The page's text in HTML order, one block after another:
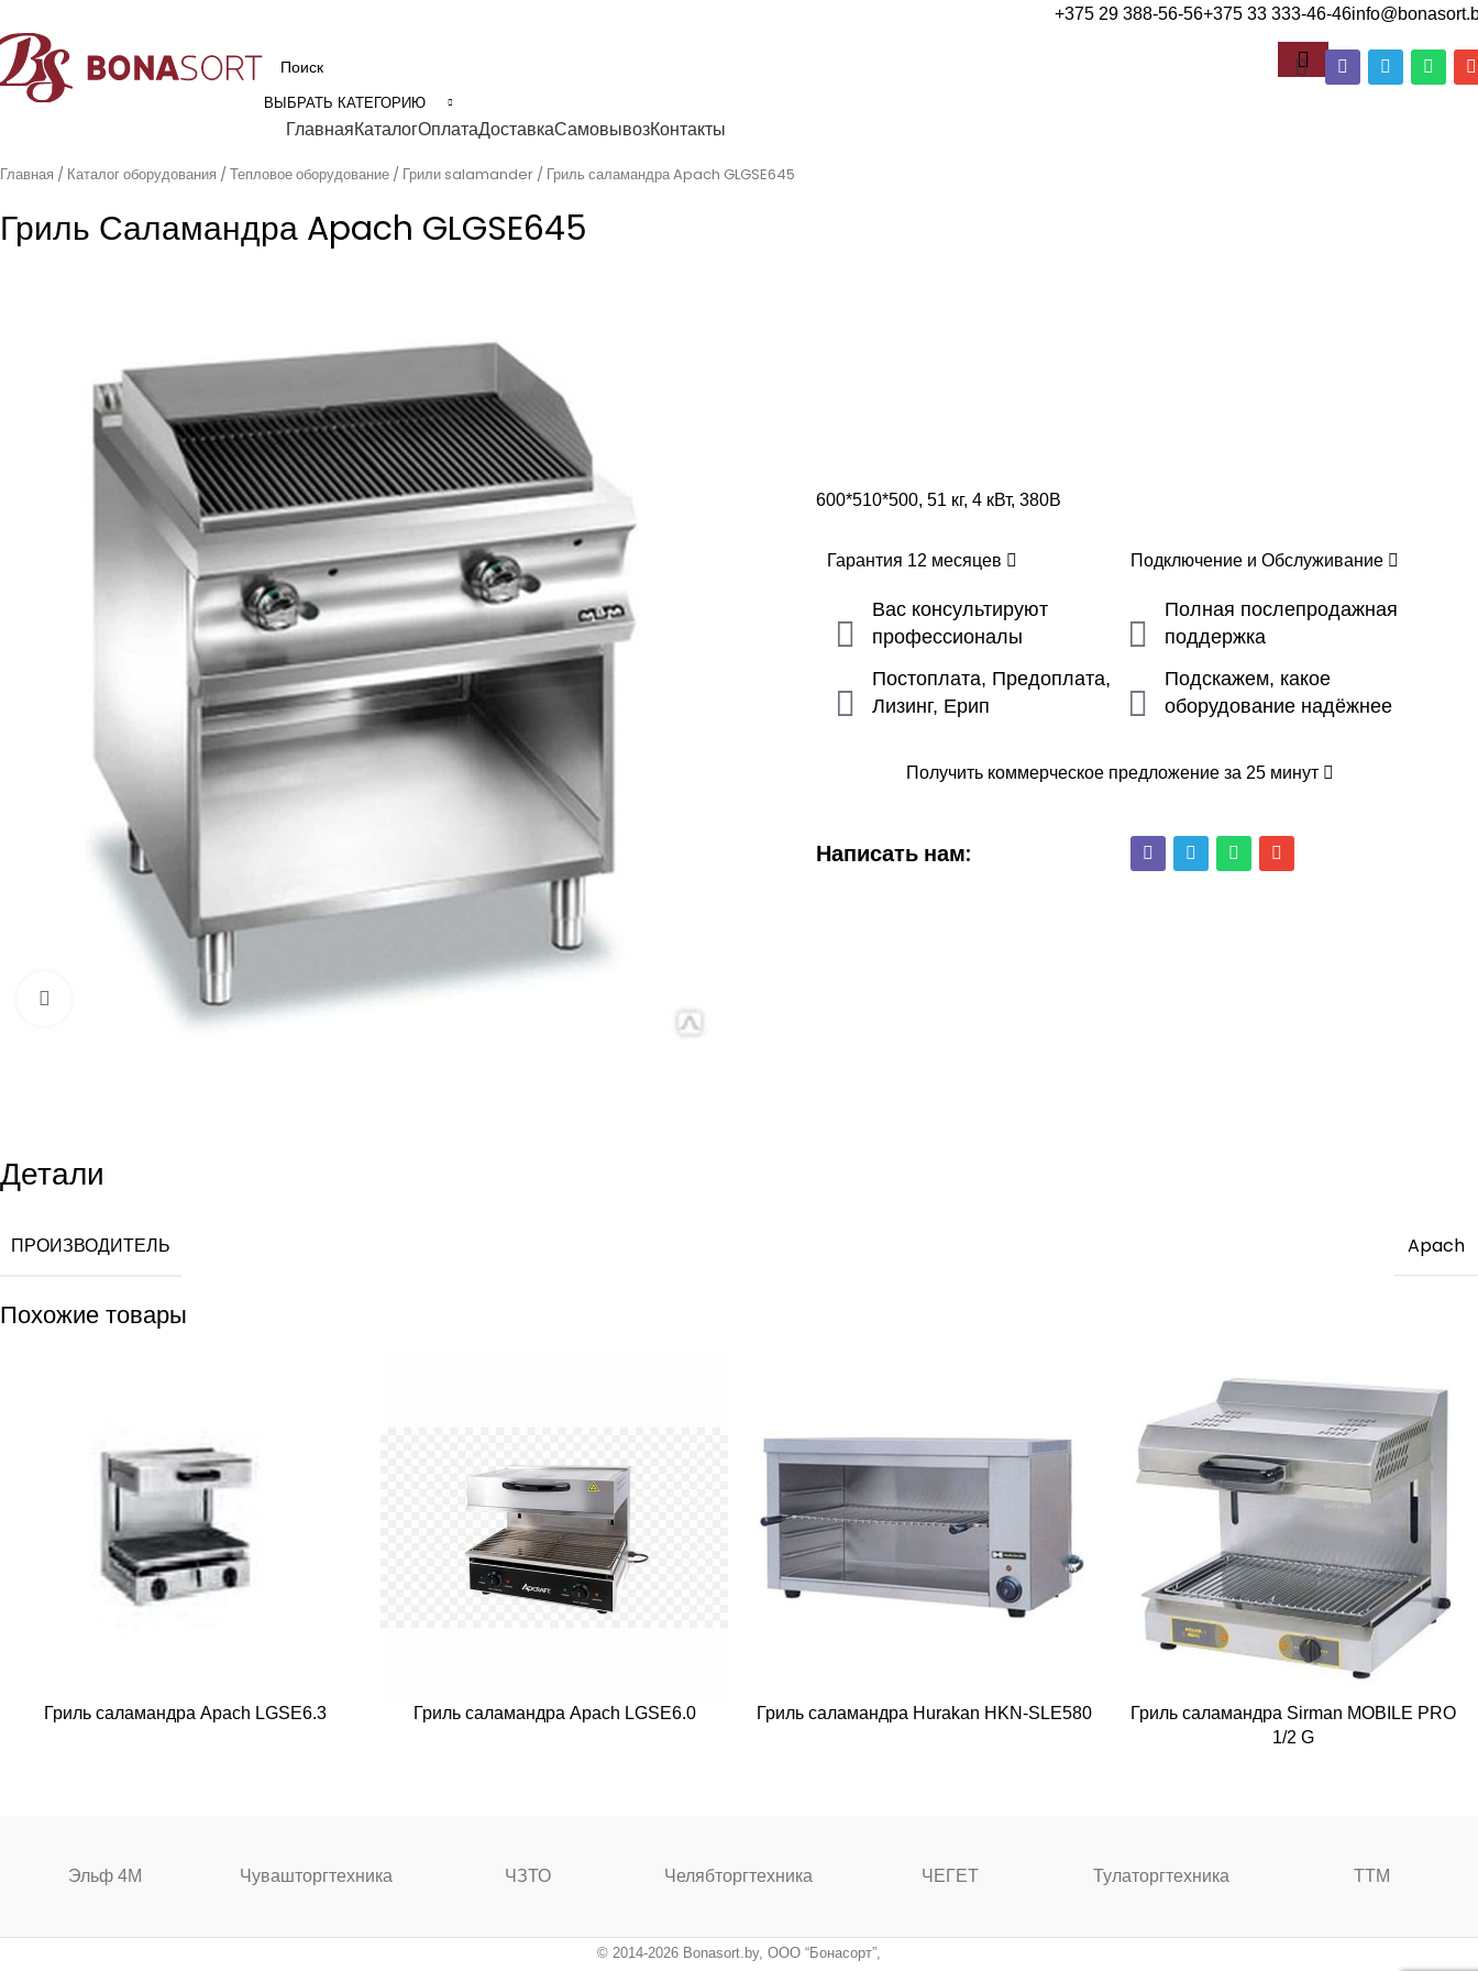
+375 29 388-56-56+375 33 333-46-46
ВЫБРАТЬ КАТЕГОРИЮ
ГлавнаяКаталогОплатаДоставкаСамовывозКонтакты
Главная Каталог оборудования Тепловое оборудование Грили salamander Гриль саламандра Apach GLGSE645
Гриль Саламандра Apach GLGSE645
600*510*500, 51 кг, 4 кВт, 380В
Гарантия 12 месяцев Подключение и Обслуживание
Вас консультируют
профессионалы
Постоплата, Предоплата,
Лизинг, Ерип
Полная послепродажная
поддержка
Подскажем, какое
оборудование надёжнее
Получить коммерческое предложение за 25 минут
Написать нам:
Детали
ПРОИЗВОДИТЕЛЬ Apach
Похожие товары
Гриль саламандра Apach LGSE6.3 Гриль саламандра Apach LGSE6.0 Гриль саламандра Hurakan HKN-SLE580
Гриль саламандра Sirman MOBILE PRO
1/2 G
Эльф 4М Чувашторгтехника ЧЗТО Челябторгтехника ЧЕГЕТ Тулаторгтехника ТТМ
© 2014-2026 Bonasort.by, ООО “Бонасорт”,